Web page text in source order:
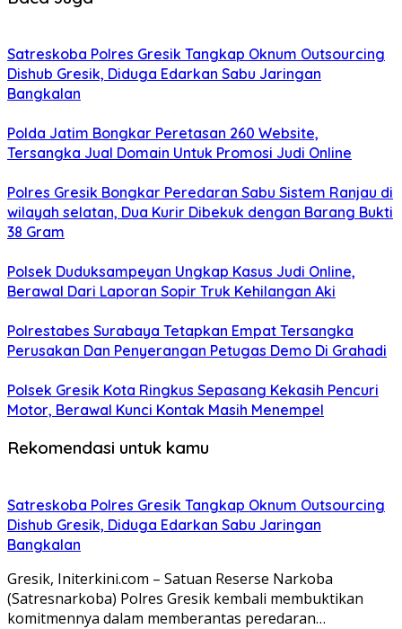
Satreskoba Polres Gresik Tangkap Oknum Outsourcing
Dishub Gresik, Diduga Edarkan Sabu Jaringan
Bangkalan
Polda Jatim Bongkar Peretasan 260 Website,
Tersangka Jual Domain Untuk Promosi Judi Online
Polres Gresik Bongkar Peredaran Sabu Sistem Ranjau di
wilayah selatan, Dua Kurir Dibekuk dengan Barang Bukti
38 Gram
Polsek Duduksampeyan Ungkap Kasus Judi Online,
Berawal Dari Laporan Sopir Truk Kehilangan Aki
Polrestabes Surabaya Tetapkan Empat Tersangka
Perusakan Dan Penyerangan Petugas Demo Di Grahadi
Polsek Gresik Kota Ringkus Sepasang Kekasih Pencuri
Motor, Berawal Kunci Kontak Masih Menempel
Rekomendasi untuk kamu
Satreskoba Polres Gresik Tangkap Oknum Outsourcing
Dishub Gresik, Diduga Edarkan Sabu Jaringan
Bangkalan
Gresik, Initerkini.com – Satuan Reserse Narkoba
(Satresnarkoba) Polres Gresik kembali membuktikan
komitmennya dalam memberantas peredaran…